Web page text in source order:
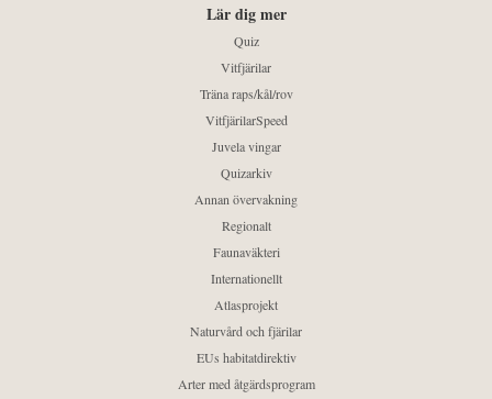
Lär dig mer
Quiz
Vitfjärilar
Träna raps/kål/rov
VitfjärilarSpeed
Juvela vingar
Quizarkiv
Annan övervakning
Regionalt
Faunaväkteri
Internationellt
Atlasprojekt
Naturvård och fjärilar
EUs habitatdirektiv
Arter med åtgärdsprogram